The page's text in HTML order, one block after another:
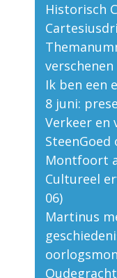
Historisch
verschenen
Ik ben een
8 juni:
Verkeer en
SteenGoed
Montfoort
Cultureel
06)
Martinus
Oudegracht